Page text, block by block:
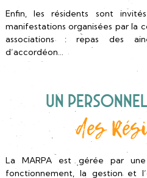
Enfin, les résidents sont
manifestations organisées par la
associations : repas des
d’accordéon…
Un
des
La MARPA est gérée par
fonctionnement, la gestion et